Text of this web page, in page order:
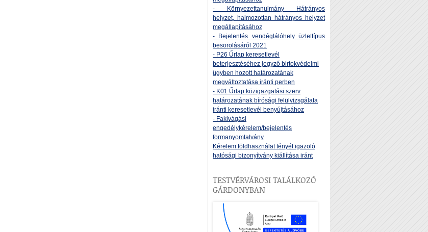
- Környezettanulmány Hátrányos
helyzet, halmozottan hátrányos helyzet
megállapításához
- Bejelentés vendéglátóhely üzlettípus
besorolásáról 2021
- P26 Űrlap keresetlevél
beterjesztéséhez jegyző birtokvédelmi
ügyben hozott határozatának
megváltoztatása iránti perben
- K01 Űrlap közigazgatási szerv
határozatának bírósági felülvizsgálata
iránti keresetlevél benyújtásához
- Fakivágási
engedélykérelem/bejelentés
formanyomtatvány
Kérelem földhasználat tényét igazoló
hatósági bizonyítvány kiállítása iránt
TESTVÉRVÁROSI TALÁLKOZÓ
GÁRDONYBAN